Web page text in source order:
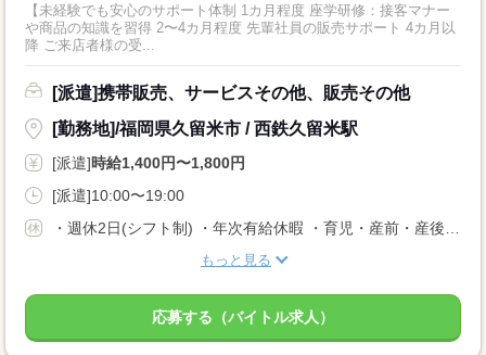
【未経験でも安心のサポート体制 1カ月程度 座学研修：接客マナー
や商品の知識を習得 2〜4カ月程度 先輩社員の販売サポート 4カ月以
降 ご来店者様の受...
[派遣]携帯販売、サービスその他、販売その他
[勤務地]/福岡県久留米市 / 西鉄久留米駅
[派遣]時給1,400円〜1,800円
[派遣]10:00〜19:00
もっと見る
応募する（バイトル求人）